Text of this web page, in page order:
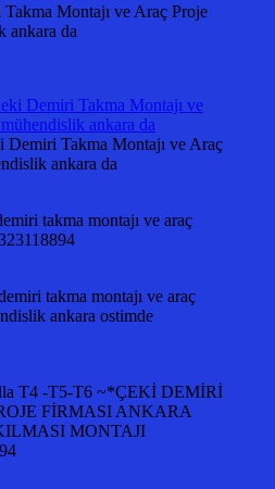
Montajı ve Araç Proje
ankara da
Takma Montajı ve Araç
ankara da
takma montajı ve araç
takma montajı ve araç
ankara ostimde
T4 -T5-T6 ~*ÇEKİ DEMİRİ
FİRMASI ANKARA
MONTAJI